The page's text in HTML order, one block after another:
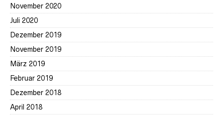
November 2020
Juli 2020
Dezember 2019
November 2019
März 2019
Februar 2019
Dezember 2018
April 2018